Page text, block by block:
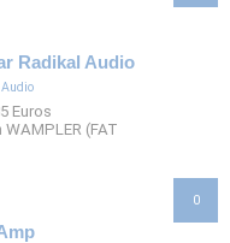
Radikal Audio
Euros
(FAT
0